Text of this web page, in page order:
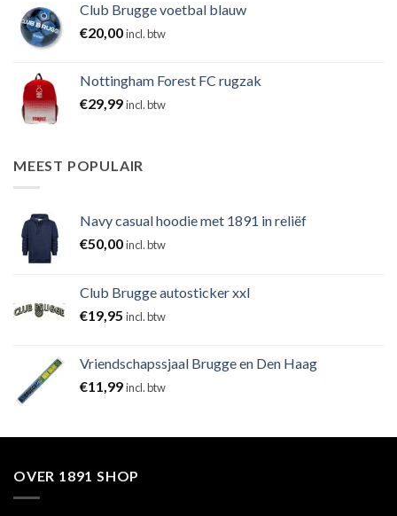
Club Brugge voetbal blauw
€20,00incl. btw
Nottingham Forest FC rugzak
€29,99incl. btw
MEEST POPULAIR
Navy casual hoodie met 1891 in reliëf
€50,00incl. btw
Club Brugge autosticker xxl
€19,95 incl. btw
Vriendschapssjaal Brugge en Den Haag
€11,99incl. btw
OVER 1891 SHOP